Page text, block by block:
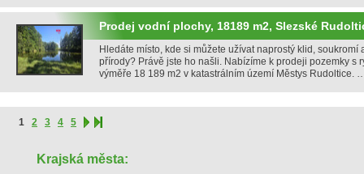
Prodej vodní plochy, 18189 m2, Slezské
Hledáte místo, kde si můžete užívat naprostý klid, soukromí
přírody? Právě jste ho našli. Nabízíme k prodeji pozemky s
výměře 18 189 m2 v katastrálním území Městys Rudoltice.
1 2 3 4 5
Krajská města: